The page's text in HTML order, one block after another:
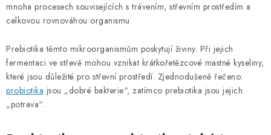
mnoha procesech souvisejících s trávením, střevním prostředím a
celkovou rovnováhou organismu.
Prebiotika těmto mikroorganismům poskytují živiny. Při jejich
fermentaci ve střevě mohou vznikat krátkořetězcové mastné kyseliny,
které jsou důležité pro střevní prostředí. Zjednodušeně řečeno:
probiotika jsou „dobré bakterie“, zatímco prebiotika jsou jejich
„potrava“.